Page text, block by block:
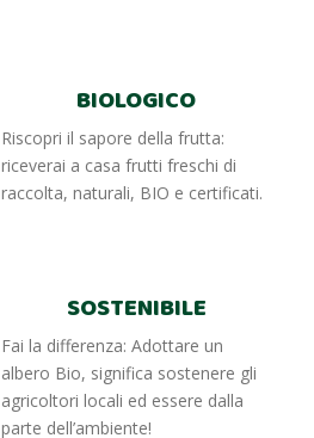
BIOLOGICO
Riscopri il sapore della frutta:
riceverai a casa frutti freschi di
raccolta, naturali, BIO e certificati.
SOSTENIBILE
Fai la differenza: Adottare un
albero Bio, significa sostenere gli
agricoltori locali ed essere dalla
parte dell’ambiente!